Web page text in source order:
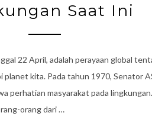
Saat Ini
22 April, adalah perayaan global
kita. Pada tahun 1970, Senator
perhatian masyarakat pada
orang dari …